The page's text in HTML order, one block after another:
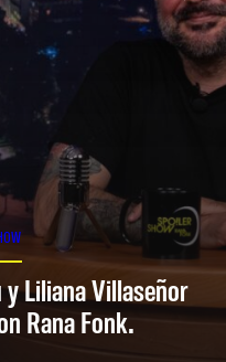
y Liliana Villaseñor
Rana Fonk.